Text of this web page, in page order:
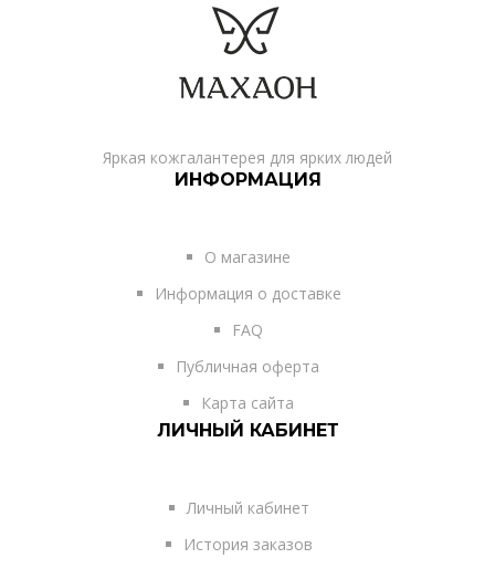
Яркая кожгалантерея для ярких людей
ИНФОРМАЦИЯ
О магазине
Информация о доставке
FAQ
Публичная оферта
Карта сайта
ЛИЧНЫЙ КАБИНЕТ
Личный кабинет
История заказов